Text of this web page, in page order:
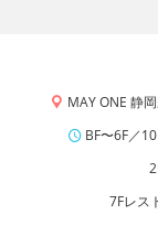
MAY ONE 静
BF〜6F／
7Fレス